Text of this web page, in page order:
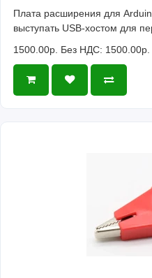
Плата расширения для
выступать USB-хостом для
1500.00р. Без НДС: 1500.00р.